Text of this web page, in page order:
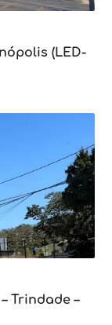
(LED-
Trindade –